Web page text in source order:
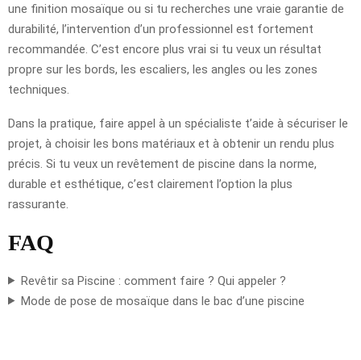
une finition mosaïque ou si tu recherches une vraie garantie de
durabilité, l’intervention d’un professionnel est fortement
recommandée. C’est encore plus vrai si tu veux un résultat
propre sur les bords, les escaliers, les angles ou les zones
techniques.
Dans la pratique, faire appel à un spécialiste t’aide à sécuriser le
projet, à choisir les bons matériaux et à obtenir un rendu plus
précis. Si tu veux un revêtement de piscine dans la norme,
durable et esthétique, c’est clairement l’option la plus
rassurante.
FAQ
Revêtir sa Piscine : comment faire ? Qui appeler ?
Mode de pose de mosaïque dans le bac d’une piscine